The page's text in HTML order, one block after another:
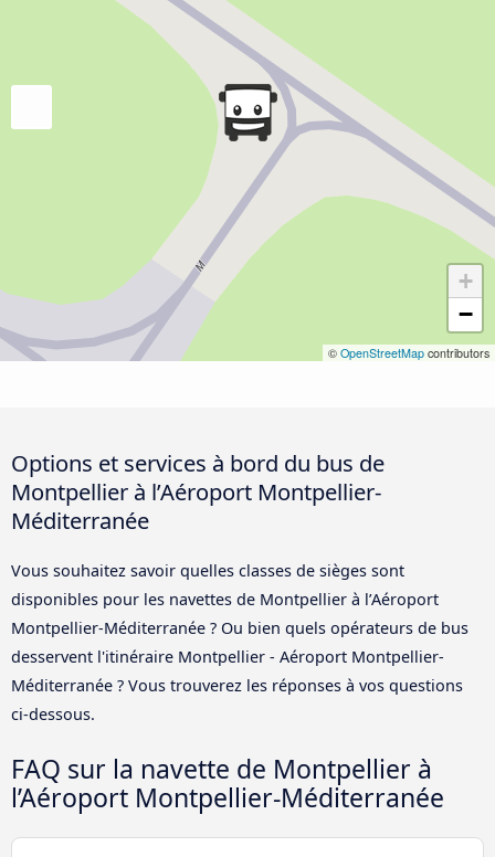
+
−
© OpenStreetMap contributors
Options et services à bord du bus de
Montpellier à l’Aéroport Montpellier-
Méditerranée
Vous souhaitez savoir quelles classes de sièges sont
disponibles pour les navettes de Montpellier à l’Aéroport
Montpellier-Méditerranée ? Ou bien quels opérateurs de bus
desservent l'itinéraire Montpellier - Aéroport Montpellier-
Méditerranée ? Vous trouverez les réponses à vos questions
ci-dessous.
FAQ sur la navette de Montpellier à
l’Aéroport Montpellier-Méditerranée